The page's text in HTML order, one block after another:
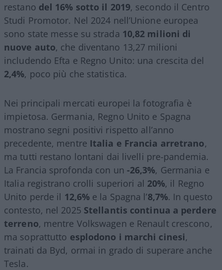
restano del 16% sotto il 2019, secondo il Centro
Studi Promotor. Nel 2024 nell’Unione europea
sono state messe su strada 10,82 milioni di
nuove auto, che diventano 13,27 milioni
includendo Efta e Regno Unito: una crescita del
2,4%, poco più che statistica.
Nei principali mercati europei la fotografia è
impietosa. Germania, Regno Unito e Spagna
mostrano segni positivi rispetto all’anno
precedente, mentre Italia e Francia arretrano,
ma tutti restano lontani dai livelli pre-pandemia.
La Francia sprofonda con un -26,3%, Germania e
Italia registrano crolli superiori al 20%, il Regno
Unito perde il 12,6% e la Spagna l’8,7%. In questo
contesto, nel 2025 Stellantis continua a perdere
terreno, mentre Volkswagen e Renault crescono,
ma soprattutto esplodono i marchi cinesi,
trainati da Byd, ormai in grado di superare anche
Tesla.